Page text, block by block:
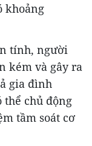
khoảng
tính, người
kém và gây ra
gia đình
chủ động
tầm soát cơ